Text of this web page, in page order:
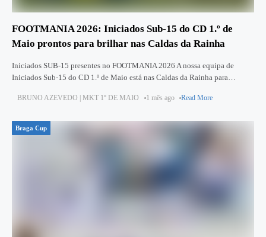
FOOTMANIA 2026: Iniciados Sub‑15 do CD 1.º de
Maio prontos para brilhar nas Caldas da Rainha
Iniciados SUB-15 presentes no FOOTMANIA 2026 A nossa equipa de
Iniciados Sub‑15 do CD 1.º de Maio está nas Caldas da Rainha para
BRUNO AZEVEDO | MKT 1º DE MAIO 1 mês ago Read More
Braga Cup